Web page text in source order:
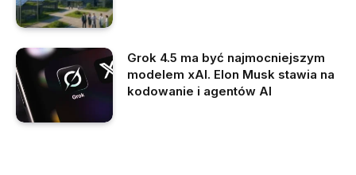
Grok 4.5 ma być najmocniejszym
modelem xAI. Elon Musk stawia na
kodowanie i agentów AI